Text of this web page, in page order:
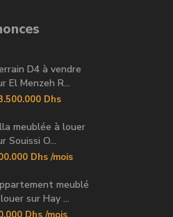
D4 à vendre
El Menzeh R...
Dhs
meublée à louer
Souissi O...
Dhs /mois
meublé
sur Hay ...